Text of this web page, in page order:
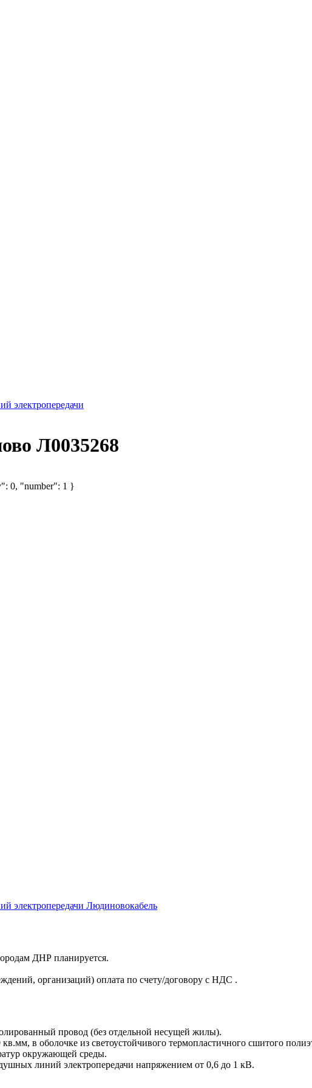
электропередачи
Л0035268
0, "number": 1 }
электропередачи Людиновокабель
ДНР планируется.
организаций) оплата по счету/договору с НДС .
провод (без отдельной несущей жилы).
в оболочке из светоустойчивого термопластичного сшитого
окружающей среды.
линий электропередачи напряжением от 0,6 до 1 кВ.